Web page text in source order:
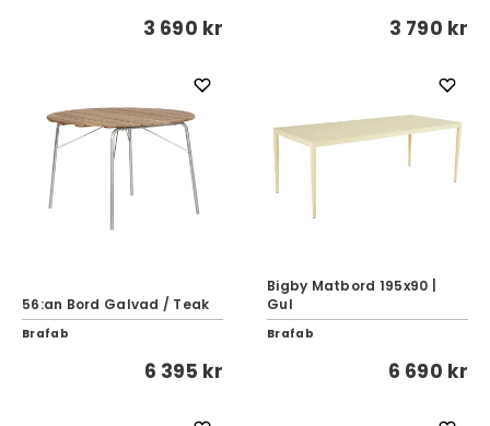
3 690 kr 3 790 kr
56:an Bord Galvad / Teak
Brafab
6 395 kr
Bigby Matbord 195x90 |
Gul
Brafab
6 690 kr